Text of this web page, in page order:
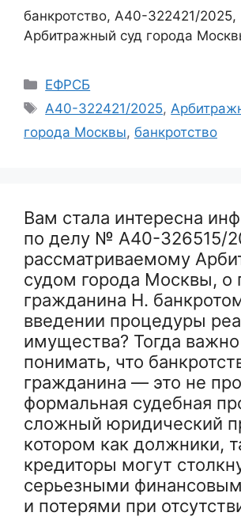
банкротство, А40-322421/2025,
Арбитражный суд города
Рубрики
ЕФРСБ
Метки
А40-322421/2025,
города Москвы, банкротство
Вам стала интересна
по делу № А40-326515/
рассматриваемому
судом города Москвы, о
гражданина Н.
введении процедуры
имущества? Тогда важно
понимать, что
гражданина — это не
формальная судебная
сложный юридический
котором как должники,
кредиторы могут
серьезными
и потерями при